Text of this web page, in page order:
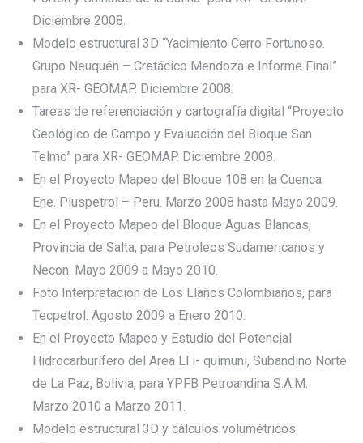
Diciembre 2008.
Modelo estructural 3D “Yacimiento Cerro Fortunoso.
Grupo Neuquén – Cretácico Mendoza e Informe Final”
para XR- GEOMAP. Diciembre 2008.
Tareas de referenciación y cartografía digital “Proyecto
Geológico de Campo y Evaluación del Bloque San
Telmo” para XR- GEOMAP. Diciembre 2008.
En el Proyecto Mapeo del Bloque 108 en la Cuenca
Ene. Pluspetrol – Peru. Marzo 2008 hasta Mayo 2009.
En el Proyecto Mapeo del Bloque Aguas Blancas,
Provincia de Salta, para Petroleos Sudamericanos y
Necon. Mayo 2009 a Mayo 2010.
Foto Interpretación de Los Llanos Colombianos, para
Tecpetrol. Agosto 2009 a Enero 2010.
En el Proyecto Mapeo y Estudio del Potencial
Hidrocarburífero del Area Ll i- quimuni, Subandino Norte
de La Paz, Bolivia, para YPFB Petroandina S.A.M.
Marzo 2010 a Marzo 2011.
Modelo estructural 3D y cálculos volumétricos